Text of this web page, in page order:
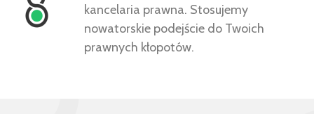
kancelaria prawna. Stosujemy
nowatorskie podejście do Twoich
prawnych kłopotów.